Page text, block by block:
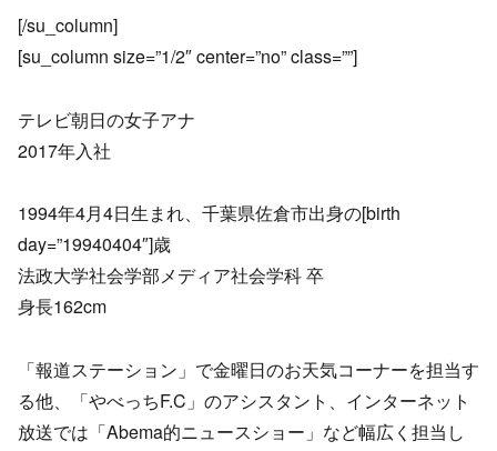
[/su_column]
[su_column size=”1/2″ center=”no” class=””]
テレビ朝日の女子アナ
2017年入社
1994年4月4日生まれ、千葉県佐倉市出身の[birth
day=”19940404″]歳
法政大学社会学部メディア社会学科 卒
身長162cm
「報道ステーション」で金曜日のお天気コーナーを担当す
る他、「やべっちF.C」のアシスタント、インターネット
放送では「Abema的ニュースショー」など幅広く担当し